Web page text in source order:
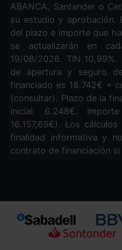
ABANCA, Santander o
su estudio y aprobación.
del plazo e importe que
se actualizarán en
19/08/2026. TIN 10,99%.
de apertura y seguro
financiado es 18.742€ +
(consultar). Plazo de la
inicial: 6.248€.
16.157,69€). Los cálculos
finalidad informativa y
contrato de financiación